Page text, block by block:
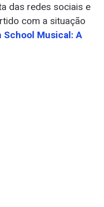
das redes sociais e
com a situação
School Musical: A